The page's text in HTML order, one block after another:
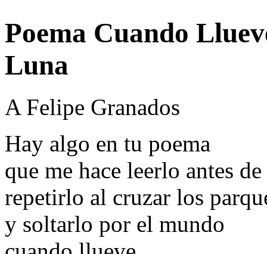
Poema Cuando
Luna
A Felipe Granados
Hay algo en tu poema
que me hace leerlo antes
repetirlo al cruzar los
y soltarlo por el mundo